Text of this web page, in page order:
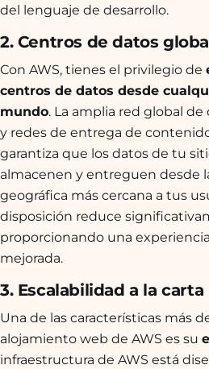
del lenguaje de desarrollo.
2. Centros de datos
Con AWS, tienes el privilegio de
centros de datos desde
mundo. La amplia red global
y redes de entrega de
garantiza que los datos de tu
almacenen y entreguen desde
geográfica más cercana a tus
disposición reduce
proporcionando una
mejorada.
3. Escalabilidad a la carta
Una de las características más
alojamiento web de AWS es su
infraestructura de AWS está